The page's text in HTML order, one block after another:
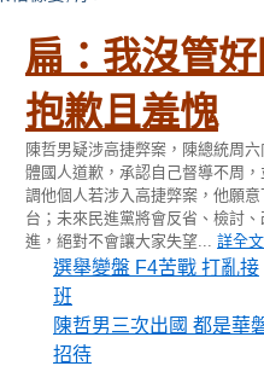
扁：我沒管
抱歉且羞愧
陳哲男疑涉高捷弊案，陳總統周六
體國人道歉，承認自己督導不周，
調他個人若涉入高捷弊案，他願意
台；未來民進黨將會反省、檢討、
進，絕對不會讓大家失望... 詳全文
選舉變盤 F4苦戰 打亂接
班
陳哲男三次出國 都是華
招待